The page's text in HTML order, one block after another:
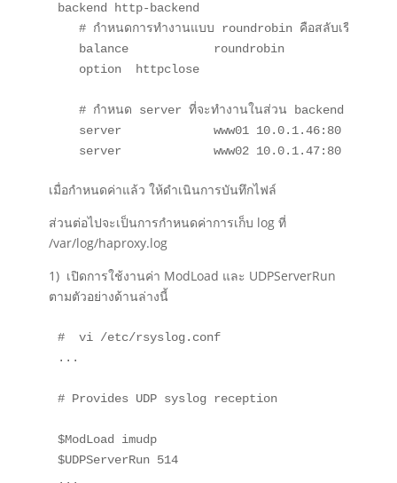
backend http-backend
# กำหนดการทำงานแบบ roundrobin คือสลับเรียงทีละตั
balance            roundrobin
option  httpclose
# กำหนด server ที่จะทำงานในส่วน backend
server             www01 10.0.1.46:80 check
server             www02 10.0.1.47:80 check
เมื่อกำหนดค่าแล้ว ให้ดำเนินการบันทึกไฟล์
ส่วนต่อไปจะเป็นการกำหนดค่าการเก็บ log ที่
/var/log/haproxy.log
1) เปิดการใช้งานค่า ModLoad และ UDPServerRun
ตามตัวอย่างด้านล่างนี้
#  vi /etc/rsyslog.conf
...
# Provides UDP syslog reception
$ModLoad imudp
$UDPServerRun 514